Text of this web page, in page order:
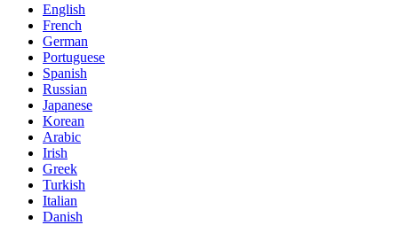
English
French
German
Portuguese
Spanish
Russian
Japanese
Korean
Arabic
Irish
Greek
Turkish
Italian
Danish